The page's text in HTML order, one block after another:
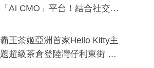
「AI CMO」平台！結合社交聆
分鐘生成「貼地」宣傳短片
霸王茶姬亞洲首家Hello Kitty主
題超級茶倉登陸灣仔利東街 推